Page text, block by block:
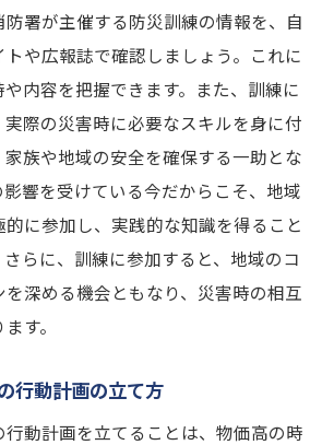
署が主催する防災訓練の情報を、自
や広報誌で確認しましょう。これに
内容を把握できます。また、訓練に
際の災害時に必要なスキルを身に付
族や地域の安全を確保する一助とな
影響を受けている今だからこそ、地域
に参加し、実践的な知識を得ること
らに、訓練に参加すると、地域のコ
を深める機会ともなり、災害時の相互
す。
行動計画の立て方
動計画を立てることは、物価高の時